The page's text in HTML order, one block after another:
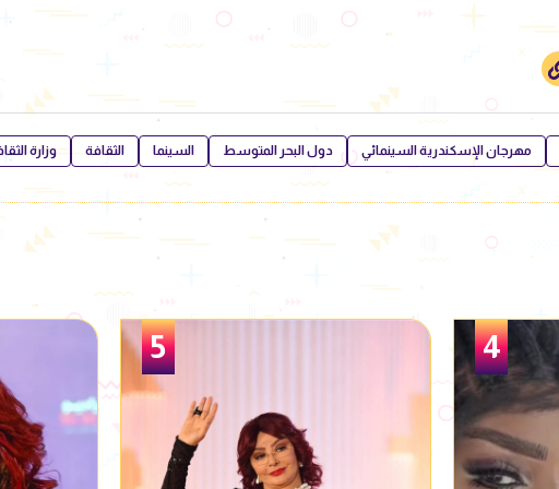
مهرجان الإسكندرية السينمائي دول البحر المتوسط السينما الثقافة وزارة
5
6